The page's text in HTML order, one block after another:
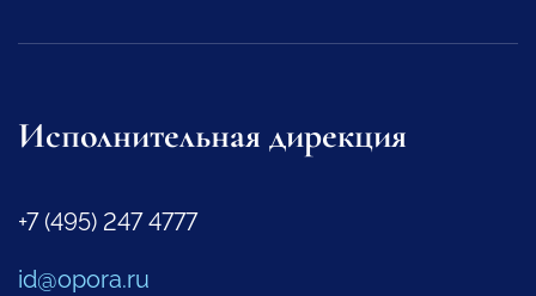
Исполнительная дирекция
+7 (495) 247 4777
id@opora.ru